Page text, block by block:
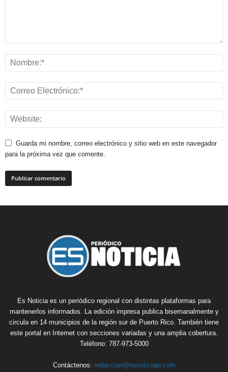
Guarda mi nombre, correo electrónico y sitio web en este navegador
para la próxima vez que comente.
Es Noticia es un periódico regional con distintas plataformas para
mantenerlos informados. La edición impresa publica bisemanalmente y
circula en 14 municipios de la región sur de Puerto Rico. También tiene
este portal en Internet con secciones variadas y una amplia cobertura.
Teléfono: 787-973-5000
Contáctenos: redaccion@esnoticiapr.com